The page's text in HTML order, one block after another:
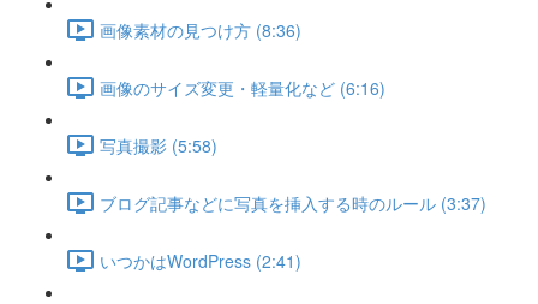
画像素材の見つけ方 (8:36)
画像のサイズ変更・軽量化など (6:16)
写真撮影 (5:58)
ブログ記事などに写真を挿入する時のルール (3:37)
いつかはWordPress (2:41)